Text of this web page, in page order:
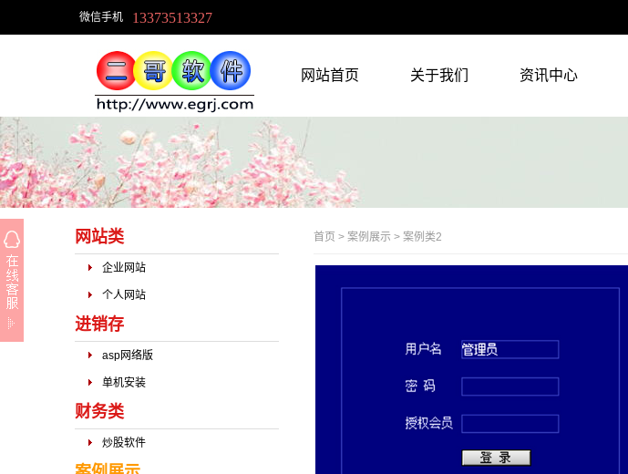
微信手机 13373513327
网站首页 关于我们 资讯中心
网站类
企业网站
个人网站
进销存
asp网络版
单机安装
财务类
炒股软件
首页 > 案例展示 > 案例类2